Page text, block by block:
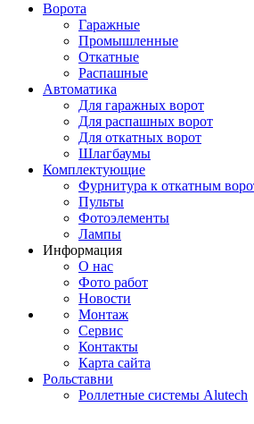
Ворота
Гаражные
Промышленные
Откатные
Распашные
Автоматика
Для гаражных ворот
Для распашных ворот
Для откатных ворот
Шлагбаумы
Комплектующие
Фурнитура к откатным
Пульты
Фотоэлементы
Лампы
Информация
О нас
Фото работ
Новости
Монтаж
Сервис
Контакты
Карта сайта
Рольставни
Роллетные системы Alutech